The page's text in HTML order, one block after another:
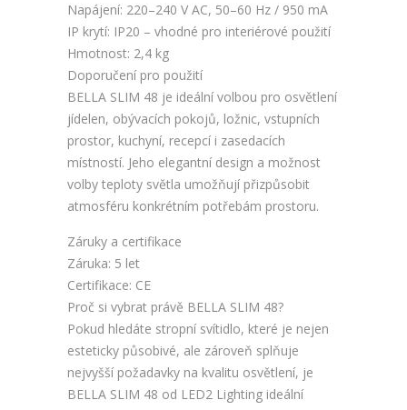
Napájení: 220–240 V AC, 50–60 Hz / 950 mA
IP krytí: IP20 – vhodné pro interiérové použití
Hmotnost: 2,4 kg
Doporučení pro použití
BELLA SLIM 48 je ideální volbou pro osvětlení
jídelen, obývacích pokojů, ložnic, vstupních
prostor, kuchyní, recepcí i zasedacích
místností. Jeho elegantní design a možnost
volby teploty světla umožňují přizpůsobit
atmosféru konkrétním potřebám prostoru.
Záruky a certifikace
Záruka: 5 let
Certifikace: CE
Proč si vybrat právě BELLA SLIM 48?
Pokud hledáte stropní svítidlo, které je nejen
esteticky působivé, ale zároveň splňuje
nejvyšší požadavky na kvalitu osvětlení, je
BELLA SLIM 48 od LED2 Lighting ideální